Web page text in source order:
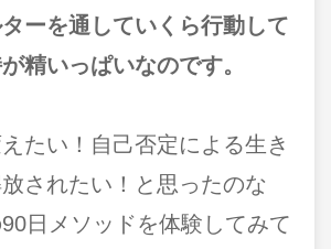
ーを通していくら行動して
精いっぱいなのです。
たい！自己否定による生き
されたい！と思ったのな
日メソッドを体験してみて